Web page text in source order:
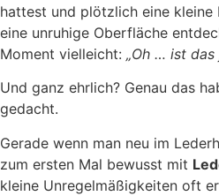
hattest und plötzlich eine kleine
eine unruhige Oberfläche
Moment vielleicht: „Oh … ist das
Und ganz ehrlich? Genau das
gedacht.
Gerade wenn man neu im
zum ersten Mal bewusst mit
kleine Unregelmäßigkeiten oft